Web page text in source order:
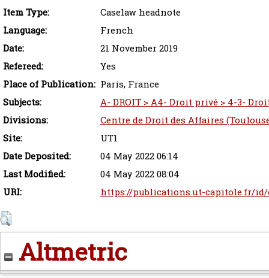
Item Type:
Caselaw headnote
Language:
French
Date:
21 November 2019
Refereed:
Yes
Place of Publication: Paris, France
Subjects:
A- DROIT > A4- Droit privé > 4-3-
Divisions:
Centre de Droit des Affaires
Site:
UT1
Date Deposited:
04 May 2022 06:14
Last Modified:
04 May 2022 08:04
URI:
https://publications.ut-capitole.fr/id/
Altmetric